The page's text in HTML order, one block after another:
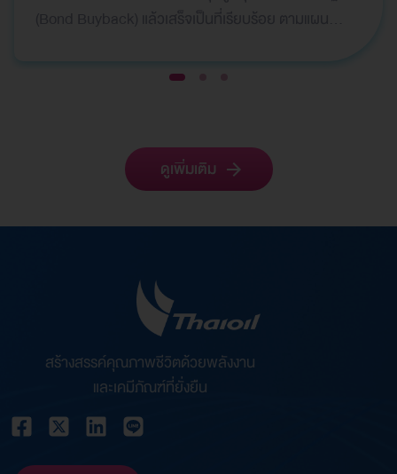
ดูเพิ่มเติม
สร้างสรรค์คุณภาพชีวิตด้วยพลังงาน
และเคมีภัณฑ์ที่ยั่งยืน